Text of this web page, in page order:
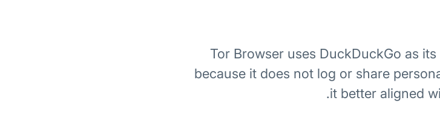
Tor Browser uses DuckDuckGo as
because it does not log or share
it better aligned